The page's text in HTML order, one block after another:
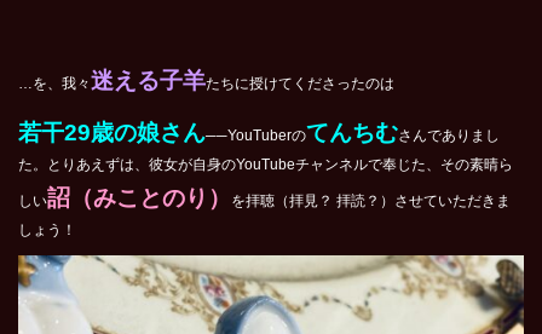
…を、我々迷える子羊たちに授けてくださったのは
若干29歳の娘さん──YouTuberのてんちむさんでありまし
た。とりあえずは、彼女が自身のYouTubeチャンネルで奉じた、その素晴ら
しい詔（みことのり）
を拝聴（拝見？ 拝読？）させていただきま
しょう！